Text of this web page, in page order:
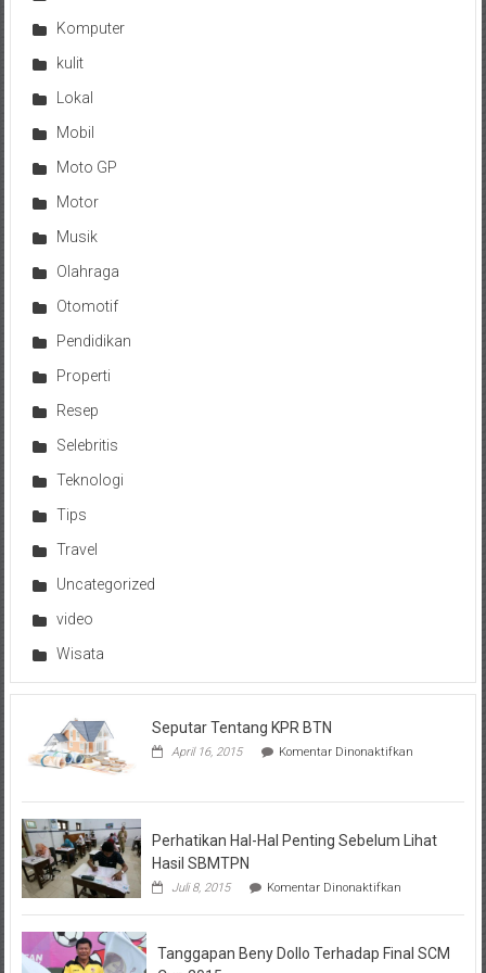
Komputer
kulit
Lokal
Mobil
Moto GP
Motor
Musik
Olahraga
Otomotif
Pendidikan
Properti
Resep
Selebritis
Teknologi
Tips
Travel
Uncategorized
video
Wisata
Seputar Tentang KPR BTN
April 16, 2015 Komentar Dinonaktifkanpada
KPR
Perhatikan Hal-Hal Penting Sebelum Lihat
Hasil SBMTPN
Juli 8, 2015 Komentar Dinonaktifkanpada
Hal-
Penting
Tanggapan Beny Dollo Terhadap Final SCM